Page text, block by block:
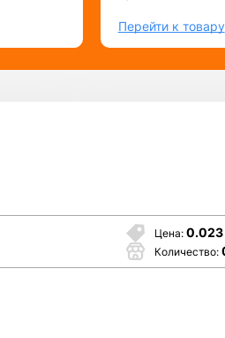
работы в
Перейти к товару
Цена 0.023
Количество